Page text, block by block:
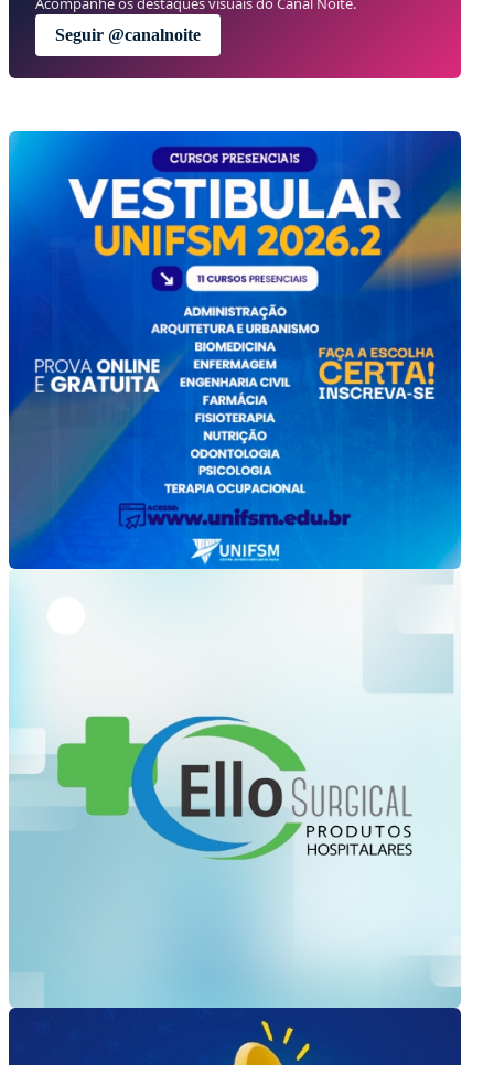
Seguir @canalnoite